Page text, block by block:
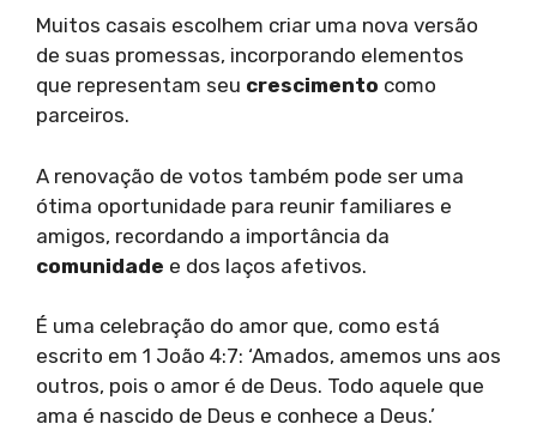
Muitos casais escolhem criar uma nova versão
de suas promessas, incorporando elementos
que representam seu crescimento como
parceiros.
A renovação de votos também pode ser uma
ótima oportunidade para reunir familiares e
amigos, recordando a importância da
comunidade e dos laços afetivos.
É uma celebração do amor que, como está
escrito em 1 João 4:7: ‘Amados, amemos uns aos
outros, pois o amor é de Deus. Todo aquele que
ama é nascido de Deus e conhece a Deus.’